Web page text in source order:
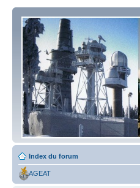
Index du forum
AGEAT